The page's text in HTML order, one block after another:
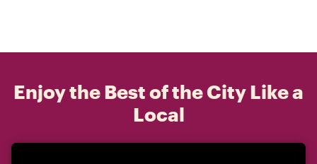
Enjoy the Best of the City Like a
Local